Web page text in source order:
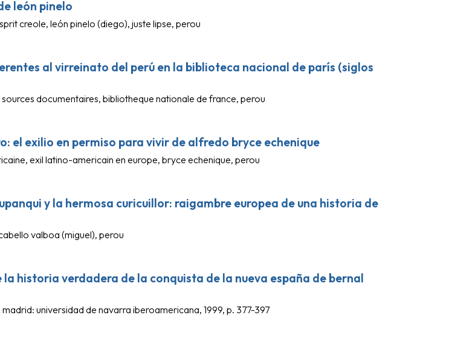
león pinelo
creole, león pinelo (diego), juste lipse, perou
al virreinato del perú en la biblioteca nacional de parís (siglos
documentaires, bibliotheque nationale de france, perou
el exilio en permiso para vivir de alfredo bryce echenique
exil latino-americain en europe, bryce echenique, perou
y la hermosa curicuillor: raigambre europea de una historia de
valboa (miguel), perou
la historia verdadera de la conquista de la nueva españa de bernal
universidad de navarra iberoamericana, 1999, p. 377-397